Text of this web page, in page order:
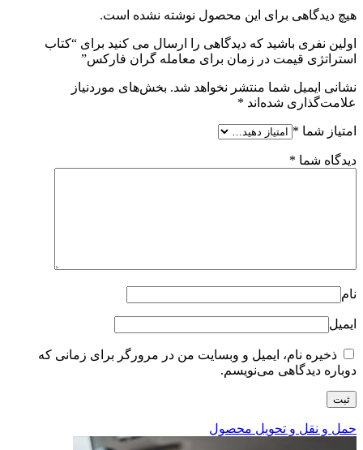
هیچ دیدگاهی برای این محصول نوشته نشده است.
اولین نفری باشید که دیدگاهی را ارسال می کنید برای “کتاب
استراتژی قیمت در زمان برای معامله گران فارکس”
نشانی ایمیل شما منتشر نخواهد شد. بخش‌های موردنیاز
علامت‌گذاری شده‌اند *
امتیاز شما *
دیدگاه شما *
نام
ایمیل
ذخیره نام، ایمیل و وبسایت من در مرورگر برای زمانی که
دوباره دیدگاهی می‌نویسم.
حمل و نقل و تحویل محصول